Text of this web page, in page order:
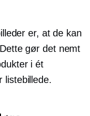
er, at de kan
gør det nemt
i ét
listebillede.